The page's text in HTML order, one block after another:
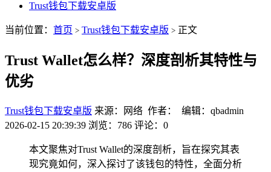
Trust钱包下载安卓版
当前位置： 首页 > Trust钱包下载安卓版 > 正文
Trust Wallet怎么样？深度剖析其特性与
优劣
Trust钱包下载安卓版 来源：网络 作者： 编辑：qbadmin
2026-02-15 20:39:39 浏览：786 评论：0
本文聚焦对Trust Wallet的深度剖析，旨在探究其表
现究竟如何，深入探讨了该钱包的特性，全面分析